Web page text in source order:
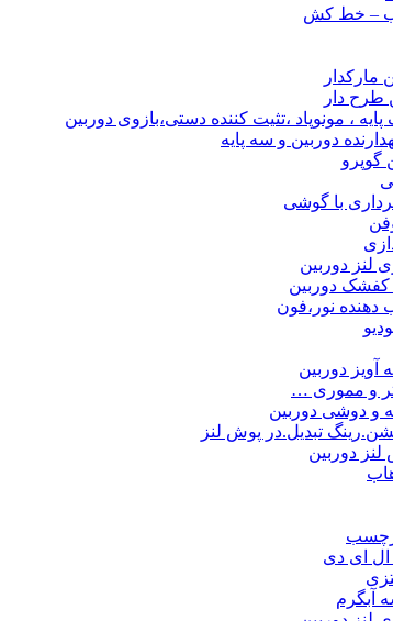
– خط کش
مارکدار
طرح دار
پایه ، مونوپاد ،تثیت کننده دستی،بازوی دوربین
دوربین و سه پایه
گوپرو
با گوشی
لنز دوربین
کفشک دوربین
دهنده نور،فون
آویز دوربین
و مموری …
و دوشی دوربین
تبدیل.در پوش لنز
دوربین
ال ای دی
آبگرم